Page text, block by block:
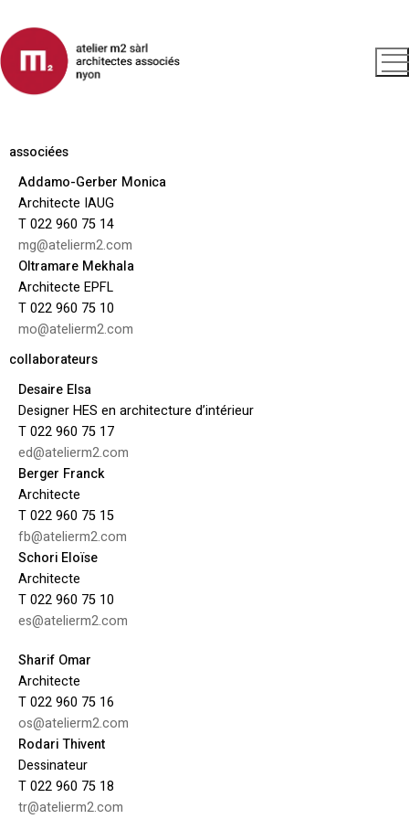
associées
Addamo-Gerber Monica
Architecte IAUG
T 022 960 75 14
mg@atelierm2.com
Oltramare Mekhala
Architecte EPFL
T 022 960 75 10
mo@atelierm2.com
collaborateurs
Desaire Elsa
Designer HES en architecture d’intérieur
T 022 960 75 17
ed@atelierm2.com
Berger Franck
Architecte
T 022 960 75 15
fb@atelierm2.com
Schori Eloïse
Architecte
T 022 960 75 10
es@atelierm2.com
Sharif Omar
Architecte
T 022 960 75 16
os@atelierm2.com
Rodari Thivent
Dessinateur
T 022 960 75 18
tr@atelierm2.com